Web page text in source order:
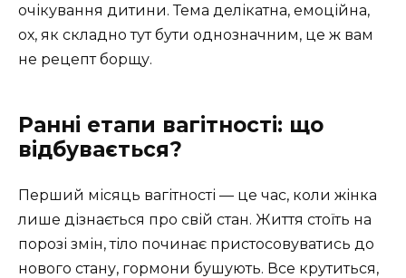
очікування дитини. Тема делікатна, емоційна,
ох, як складно тут бути однозначним, це ж вам
не рецепт борщу.
Ранні етапи вагітності: що
відбувається?
Перший місяць вагітності — це час, коли жінка
лише дізнається про свій стан. Життя стоїть на
порозі змін, тіло починає пристосовуватись до
нового стану, гормони бушують. Все крутиться,